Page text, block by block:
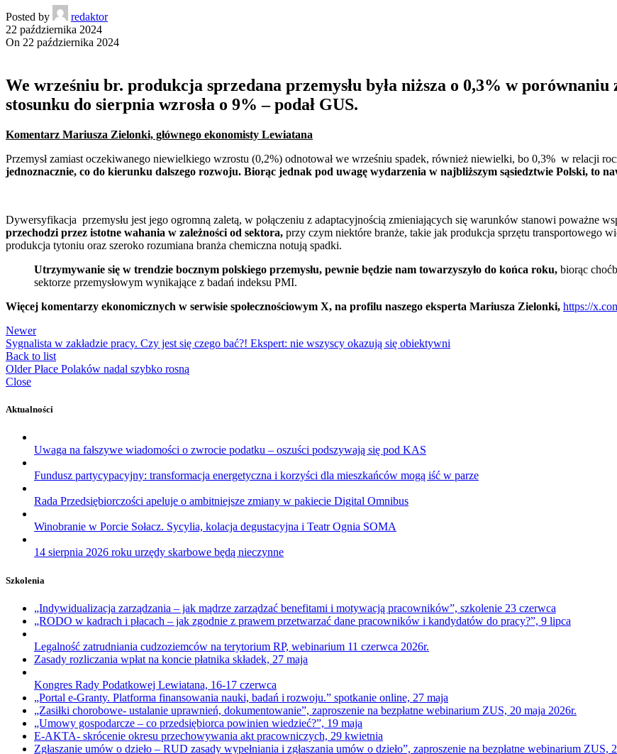
Posted by
redaktor
22 października 2024
On 22 października 2024
We wrześniu br. produkcja sprzedana przemysłu była niższa o 0,3% w
stosunku do sierpnia wzrosła o 9% – podał GUS.
Komentarz Mariusza Zielonki, głównego ekonomisty Lewiatana
Przemysł zamiast oczekiwanego niewielkiego wzrostu (0,2%) odnotował we wrześniu spadek, również niewielki, bo 0,3% w relacji
jednoznacznie, co do kierunku dalszego rozwoju. Biorąc jednak pod uwagę wydarzenia w najbliższym sąsiedztwie Polski, to
Dywersyfikacja przemysłu jest jego ogromną zaletą, w połączeniu z adaptacyjnością zmieniających się warunków stanowi poważne
przechodzi przez istotne wahania w zależności od sektora, przy czym niektóre branże, takie jak produkcja sprzętu transportowego
produkcja tytoniu oraz szeroko rozumiana branża chemiczna notują spadki.
Utrzymywanie się w trendzie bocznym polskiego przemysłu, pewnie będzie nam towarzyszyło do końca roku, biorąc
sektorze przemysłowym wynikające z badań indeksu PMI.
Więcej komentarzy ekonomicznych w serwisie społecznościowym X, na profilu naszego eksperta Mariusza Zielonki, https://
Newer
Sygnalista w zakładzie pracy. Czy jest się czego bać?! Ekspert: nie wszyscy okazują się obiektywni
Back to list
Older Płace Polaków nadal szybko rosną
Close
Aktualności
Uwaga na fałszywe wiadomości o zwrocie podatku – oszuści podszywają się pod KAS
Fundusz partycypacyjny: transformacja energetyczna i korzyści dla mieszkańców mogą iść w parze
Rada Przedsiębiorczości apeluje o ambitniejsze zmiany w pakiecie Digital Omnibus
Winobranie w Porcie Sołacz. Sycylia, kolacja degustacyjna i Teatr Ognia SOMA
14 sierpnia 2026 roku urzędy skarbowe będą nieczynne
Szkolenia
„Indywidualizacja zarządzania – jak mądrze zarządzać benefitami i motywacją pracowników”, szkolenie 23 czerwca
„RODO w kadrach i płacach – jak zgodnie z prawem przetwarzać dane pracowników i kandydatów do pracy?”, 9 lipca
Legalność zatrudniania cudzoziemców na terytorium RP, webinarium 11 czerwca 2026r.
Zasady rozliczania wpłat na koncie płatnika składek, 27 maja
Kongres Rady Podatkowej Lewiatana, 16-17 czerwca
„Portal e-Granty. Platforma finansowania nauki, badań i rozwoju.” spotkanie online, 27 maja
„Zasiłki chorobowe- ustalanie uprawnień, dokumentowanie”, zaproszenie na bezpłatne webinarium ZUS, 20 maja 2026r.
„Umowy gospodarcze – co przedsiębiorca powinien wiedzieć?”, 19 maja
E-AKTA- skrócenie okresu przechowywania akt pracowniczych, 29 kwietnia
Zgłaszanie umów o dzieło – RUD zasady wypełniania i zgłaszania umów o dzieło”, zaproszenie na bezpłatne webinarium ZUS,